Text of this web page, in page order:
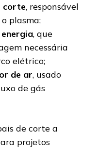
corte, responsável
plasma;
, que
necessária
elétrico;
de ar, usado
de gás
de corte a
projetos